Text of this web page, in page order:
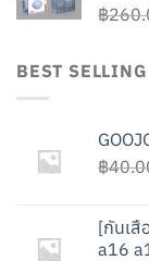
฿
BEST SELLING
฿
[กันเสื
a16